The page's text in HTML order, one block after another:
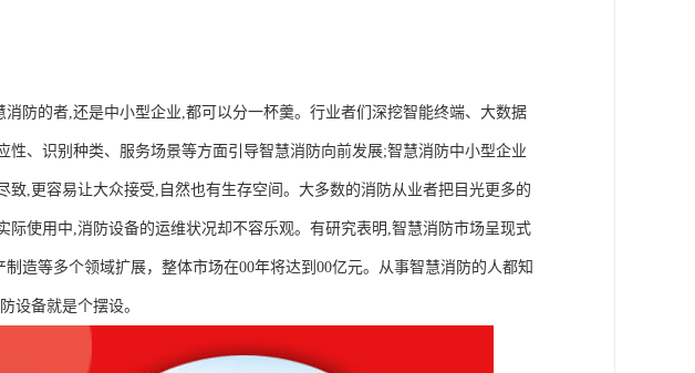
防的者,还是中小型企业,都可以分一杯羹。行业者们深挖智能终端、大数据
、识别种类、服务场景等方面引导智慧消防向前发展;智慧消防中小型企业
,更容易让大众接受,自然也有生存空间。大多数的消防从业者把目光更多的
使用中,消防设备的运维状况却不容乐观。有研究表明,智慧消防市场呈现式
造等多个领域扩展，整体市场在00年将达到00亿元。从事智慧消防的人都知
设备就是个摆设。